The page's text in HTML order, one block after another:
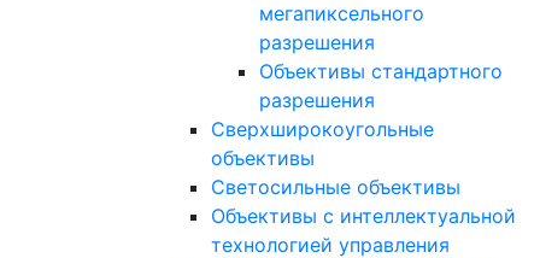
мегапиксельного
разрешения
Объективы стандартного
разрешения
Сверхширокоугольные
объективы
Светосильные объективы
Объективы с интеллектуальной
технологией управления